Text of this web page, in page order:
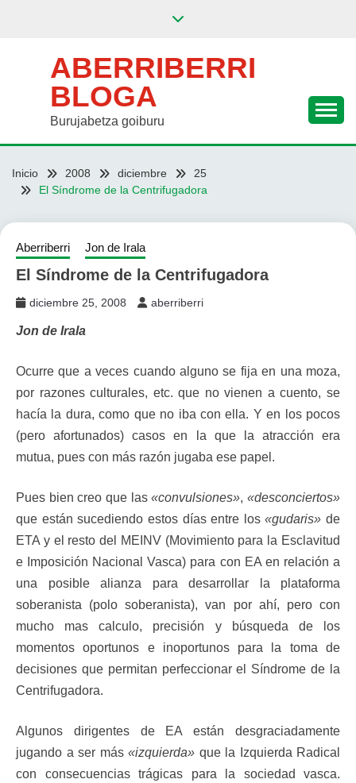
ABERRIBERRI
BLOGA
Burujabetza goiburu
Inicio 2008 diciembre
25
El Síndrome de la Centrifugadora
Aberriberri Jon de Irala
El Síndrome de la Centrifugadora
diciembre 25, 2008 aberriberri
Jon de Irala
Ocurre que a veces cuando alguno se fija en una moza,
por razones culturales, etc. que no vienen a cuento, se
hacía la dura, como que no iba con ella. Y en los pocos
(pero afortunados) casos en la que la atracción era
mutua, pues con más razón jugaba ese papel.
Pues bien creo que las«convulsiones»,«desconciertos»
que están sucediendo estos días entre los«gudaris» de
ETA y el resto del MEINV (Movimiento para la Esclavitud
e Imposición Nacional Vasca) para con EA en relación a
una posible alianza para desarrollar la plataforma
soberanista (polo soberanista), van por ahí, pero con
mucho mas calculo, precisión y búsqueda de los
momentos oportunos e inoportunos para la toma de
decisiones que permitan perfeccionar el Síndrome de la
Centrifugadora.
Algunos dirigentes de EA están desgraciadamente
jugando a ser más «izquierda» que la Izquierda Radical
con consecuencias trágicas para la sociedad vasca.